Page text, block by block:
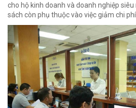
cho hộ kinh doanh và doanh nghiệp
sách còn phụ thuộc vào việc giảm chi